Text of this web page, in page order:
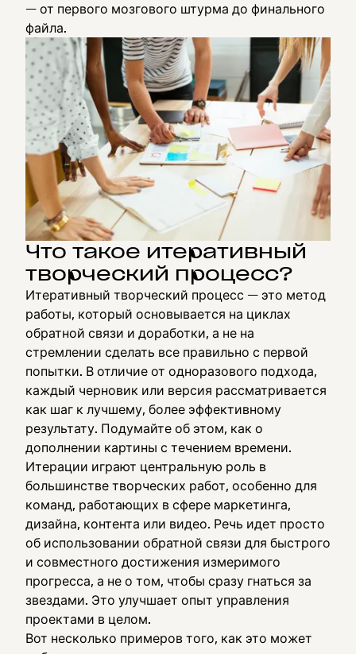
— от первого мозгового штурма до финального
файла.
Что такое итеративный
творческий процесс?
Итеративный творческий процесс — это метод
работы, который основывается на циклах
обратной связи и доработки, а не на
стремлении сделать все правильно с первой
попытки. В отличие от одноразового подхода,
каждый черновик или версия рассматривается
как шаг к лучшему, более эффективному
результату. Подумайте об этом, как о
дополнении картины с течением времени.
Итерации играют центральную роль в
большинстве творческих работ, особенно для
команд, работающих в сфере маркетинга,
дизайна, контента или видео. Речь идет просто
об использовании обратной связи для быстрого
и совместного достижения измеримого
прогресса, а не о том, чтобы сразу гнаться за
звездами. Это улучшает опыт управления
проектами в целом.
Вот несколько примеров того, как это может